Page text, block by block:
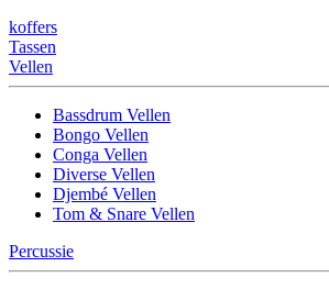
koffers
Tassen
Vellen
Bassdrum Vellen
Bongo Vellen
Conga Vellen
Diverse Vellen
Djembé Vellen
Tom & Snare Vellen
Percussie